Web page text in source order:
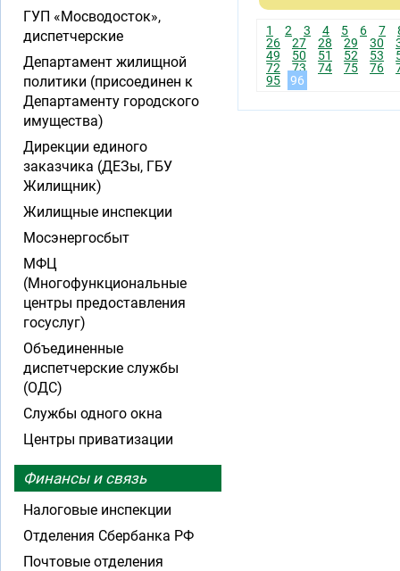
1 2 3 4 5 6 7
26
27 28 29 30
49
50 51 52 53
72
73 74 75 76
95
96
ГУП «Мосводосток»,
диспетчерские
Департамент жилищной
политики (присоединен к
Департаменту городского
имущества)
Дирекции единого
заказчика (ДЕЗы, ГБУ
Жилищник)
Жилищные инспекции
Мосэнергосбыт
МФЦ
(Многофункциональные
центры предоставления
госуслуг)
Объединенные
диспетчерские службы
(ОДС)
Службы одного окна
Центры приватизации
Финансы и связь
Налоговые инспекции
Отделения Сбербанка РФ
Почтовые отделения